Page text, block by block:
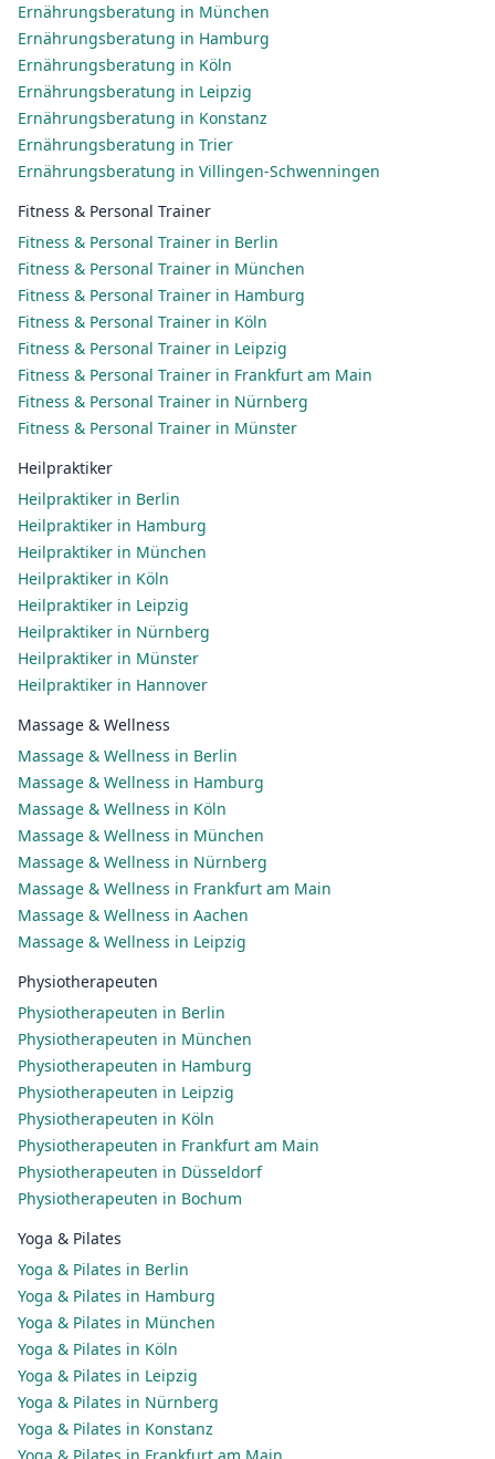
Ernährungsberatung in München
Ernährungsberatung in Hamburg
Ernährungsberatung in Köln
Ernährungsberatung in Leipzig
Ernährungsberatung in Konstanz
Ernährungsberatung in Trier
Ernährungsberatung in Villingen-Schwenningen
Fitness & Personal Trainer
Fitness & Personal Trainer in Berlin
Fitness & Personal Trainer in München
Fitness & Personal Trainer in Hamburg
Fitness & Personal Trainer in Köln
Fitness & Personal Trainer in Leipzig
Fitness & Personal Trainer in Frankfurt am Main
Fitness & Personal Trainer in Nürnberg
Fitness & Personal Trainer in Münster
Heilpraktiker
Heilpraktiker in Berlin
Heilpraktiker in Hamburg
Heilpraktiker in München
Heilpraktiker in Köln
Heilpraktiker in Leipzig
Heilpraktiker in Nürnberg
Heilpraktiker in Münster
Heilpraktiker in Hannover
Massage & Wellness
Massage & Wellness in Berlin
Massage & Wellness in Hamburg
Massage & Wellness in Köln
Massage & Wellness in München
Massage & Wellness in Nürnberg
Massage & Wellness in Frankfurt am Main
Massage & Wellness in Aachen
Massage & Wellness in Leipzig
Physiotherapeuten
Physiotherapeuten in Berlin
Physiotherapeuten in München
Physiotherapeuten in Hamburg
Physiotherapeuten in Leipzig
Physiotherapeuten in Köln
Physiotherapeuten in Frankfurt am Main
Physiotherapeuten in Düsseldorf
Physiotherapeuten in Bochum
Yoga & Pilates
Yoga & Pilates in Berlin
Yoga & Pilates in Hamburg
Yoga & Pilates in München
Yoga & Pilates in Köln
Yoga & Pilates in Leipzig
Yoga & Pilates in Nürnberg
Yoga & Pilates in Konstanz